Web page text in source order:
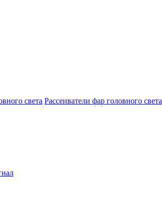
Рассеиватели фар головного света